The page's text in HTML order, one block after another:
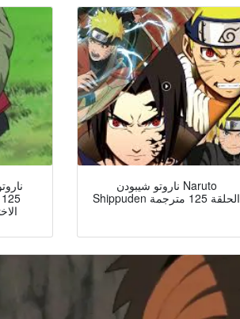
ناروتو شيبودن Naruto
Shippuden الحلقة 125 مترجمة